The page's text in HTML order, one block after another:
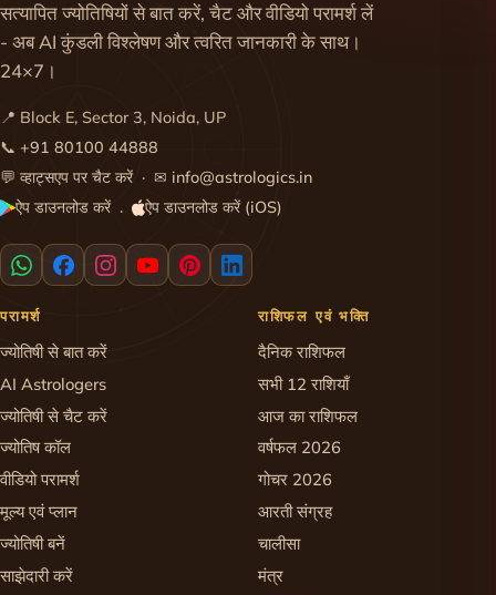
सत्यापित ज्योतिषियों से बात करें, चैट और वीडियो परामर्श लें
- अब AI कुंडली विश्लेषण और त्वरित जानकारी के साथ।
24×7।
📍 Block E, Sector 3, Noida, UP
📞 +91 80100 44888
💬 व्हाट्सएप पर चैट करें · ✉ info@astrologics.in
ऐप डाउनलोड करें· ऐप डाउनलोड करें (iOS)
परामर्श
ज्योतिषी से बात करें
AI Astrologers
ज्योतिषी से चैट करें
ज्योतिष कॉल
वीडियो परामर्श
मूल्य एवं प्लान
ज्योतिषी बनें
साझेदारी करें
राशिफल एवं भक्ति
दैनिक राशिफल
सभी 12 राशियाँ
आज का राशिफल
वर्षफल 2026
गोचर 2026
आरती संग्रह
चालीसा
मंत्र